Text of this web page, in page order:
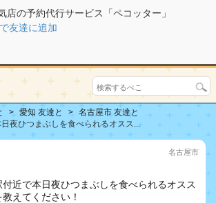
店の予約代行サービス「ペコッター」
友達に追加
愛知 友達と
名古屋市 友達と
夜ひつまぶしを食べられるオスス...
名古屋市
付近で本日夜ひつまぶしを食べられるオスス
教えてください！